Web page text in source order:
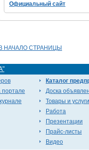
Официальный сайт
НАЧАЛО СТРАНИЦЫ
портале
Каталог
Доска
Товары и услуги
Работа
Презентации
Прайс-листы
Видео